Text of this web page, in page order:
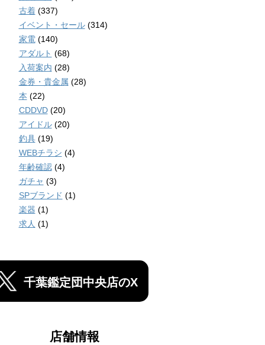
古着(337)
イベント・セール(314)
家電(140)
アダルト (68)
入荷案内 (28)
金券・貴金属 (28)
本 (22)
CDDVD(20)
アイドル(20)
釣具(19)
WEBチラシ (4)
年齢確認(4)
ガチャ (3)
SPブランド (1)
楽器 (1)
求人 (1)
千葉鑑定団中央店のX
店舗情報